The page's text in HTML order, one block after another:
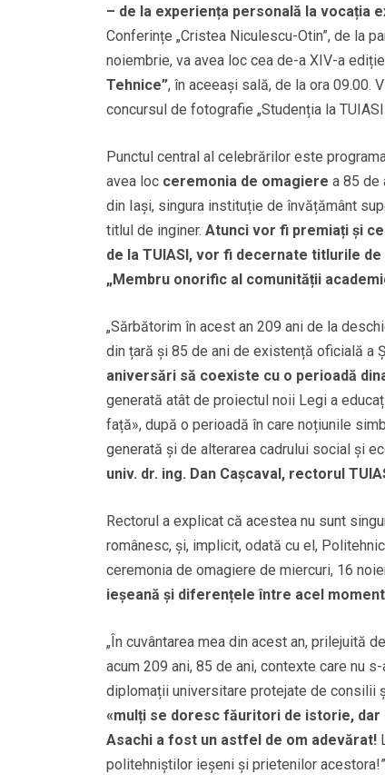
– de la experiența personală la vocația
Conferințe „Cristea Niculescu-Otin”, de la
noiembrie, va avea loc cea de-a XIV-a
Tehnice”, în aceeași sală, de la ora 09.00.
concursul de fotografie „Studenția la
Punctul central al celebrărilor este
avea loc ceremonia de omagiere a 85 de
din Iași, singura instituție de învățământ
titlul de inginer. Atunci vor fi premiați și
de la TUIASI, vor fi decernate titlurile
„Membru onorific al comunității
„Sărbătorim în acest an 209 ani de la
din țară și 85 de ani de existență oficială a
aniversări să coexiste cu o perioadă
generată atât de proiectul noii Legi a
față», după o perioadă în care noțiunile
generată și de alterarea cadrului social și
univ. dr. ing. Dan Cașcaval, rectorul
Rectorul a explicat că acestea nu sunt
românesc, și, implicit, odată cu el,
ceremonia de omagiere de miercuri, 16
ieșeană și diferențele între acel
„În cuvântarea mea din acest an, prilejuită
acum 209 ani, 85 de ani, contexte care nu
diplomații universitare protejate de consilii
«mulți se doresc făuritori de istorie, dar
Asachi a fost un astfel de om adevărat!
politehniștilor ieșeni și prietenilor